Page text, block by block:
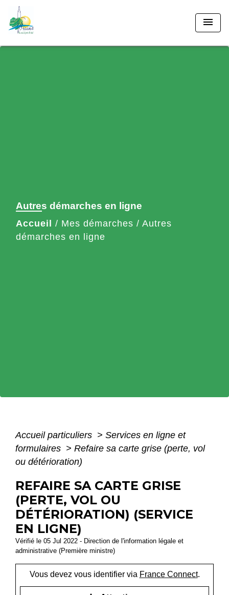
menu
Autres démarches en ligne
Accueil / Mes démarches / Autres
démarches en ligne
Accueil particuliers > Services en ligne et
formulaires > Refaire sa carte grise (perte, vol
ou détérioration)
REFAIRE SA CARTE GRISE
(PERTE, VOL OU
DÉTÉRIORATION) (SERVICE
EN LIGNE)
Vérifié le 05 Jul 2022 - Direction de l'information légale et
administrative (Première ministre)
Vous devez vous identifier via France Connect.